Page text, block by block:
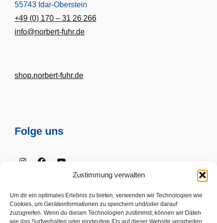
Zustimmung verwalten
Um dir ein optimales Erlebnis zu bieten, verwenden wir Technologien wie
Cookies, um Geräteinformationen zu speichern und/oder darauf
zuzugreifen. Wenn du diesen Technologien zustimmst, können wir Daten
wie das Surfverhalten oder eindeutige IDs auf dieser Website verarbeiten.
55743 Idar-Oberstein
+49 (0) 170 – 31 26 266
info@norbert-fuhr.de
shop.norbert-fuhr.de
Folge uns
InstagramFacebookYoutube
Impressum